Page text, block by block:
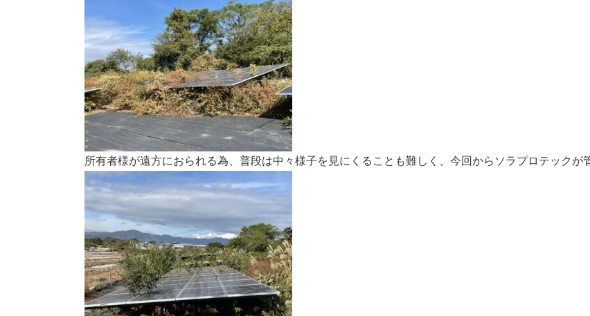
所有者様が遠方におられる為、普段は中々様子を見にくることも難しく、今回からソラプロテックが